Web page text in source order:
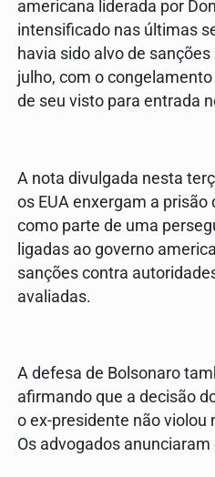
americana liderada por
intensificado nas últimas
havia sido alvo de
julho, com o
de seu visto para entrada
A nota divulgada nesta
os EUA enxergam a
como parte de uma
ligadas ao governo
sanções contra
avaliadas.
A defesa de Bolsonaro
afirmando que a decisão
o ex-presidente não violou
Os advogados